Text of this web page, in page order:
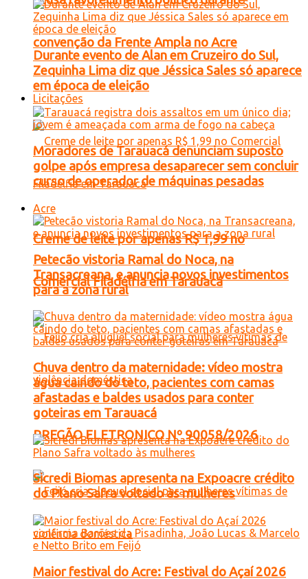
convenção da Frente Ampla no Acre
Licitações
Creme de leite por apenas R$ 1,99 no
Comercial Filadélfia em Tarauacá
PREGÃO ELETRONICO Nº 90058/2026
Durante evento de Alan em Cruzeiro do Sul,
Zequinha Lima diz que Jéssica Sales só aparece
em época de eleição
Moradores de Tarauacá denunciam suposto
golpe após empresa desaparecer sem concluir
curso de operador de máquinas pesadas
Acre
Petecão vistoria Ramal do Noca, na
Transacreana, e anuncia novos investimentos
para a zona rural
Chuva dentro da maternidade: vídeo mostra
água caindo do teto, pacientes com camas
afastadas e baldes usados para conter
goteiras em Tarauacá
Sicredi Biomas apresenta na Expoacre crédito
do Plano Safra voltado às mulheres
Maior festival do Acre: Festival do Açaí 2026